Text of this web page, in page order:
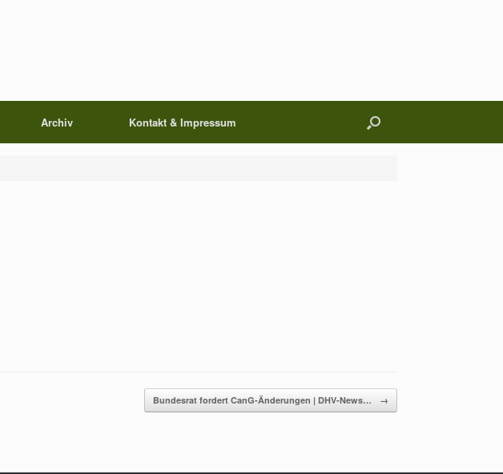
Archiv Kontakt & Impressum
Bundesrat fordert CanG-Änderungen | DHV-News… →